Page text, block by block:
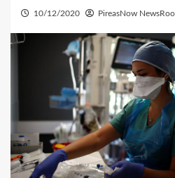
10/12/2020 PireasNow